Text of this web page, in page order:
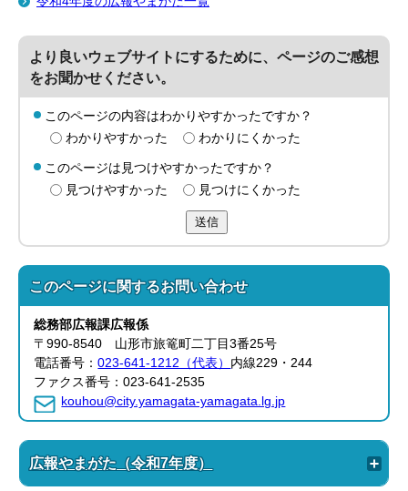
より良いウェブサイトにするために、ページのご感想
をお聞かせください。
このページの内容はわかりやすかったですか？
わかりやすかった
わかりにくかった
このページは見つけやすかったですか？
見つけやすかった
見つけにくかった
送信
このページに関するお問い合わせ
総務部広報課広報係
〒990-8540 山形市旅篭町二丁目3番25号
電話番号：023-641-1212（代表） 内線229・244
ファクス番号：023-641-2535
kouhou@city.yamagata-yamagata.lg.jp
広報やまがた（令和7年度）